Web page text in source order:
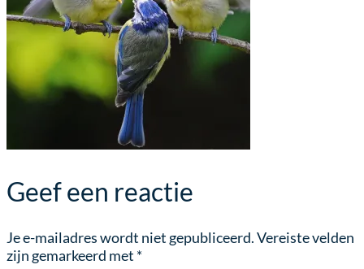
Geef een reactie
Je e-mailadres wordt niet gepubliceerd.Vereiste velden
zijn gemarkeerd met *